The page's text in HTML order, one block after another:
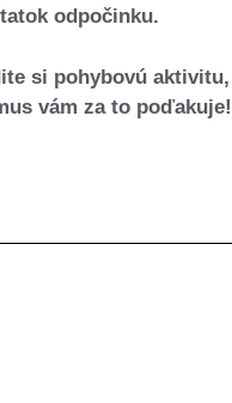
odpočinku.
si pohybovú
vám za to poďakuje!